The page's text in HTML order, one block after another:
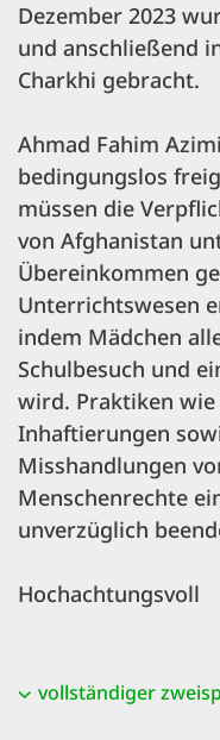
Dezember 2023
und anschließend
Charkhi gebracht.
Ahmad Fahim
bedingungslos
müssen die
von Afghanistan
Übereinkommen
Unterrichtswesen
indem Mädchen
Schulbesuch und
wird. Praktiken
Inhaftierungen
Misshandlungen
Menschenrechte
unverzüglich
Hochachtungsvoll
vollständiger